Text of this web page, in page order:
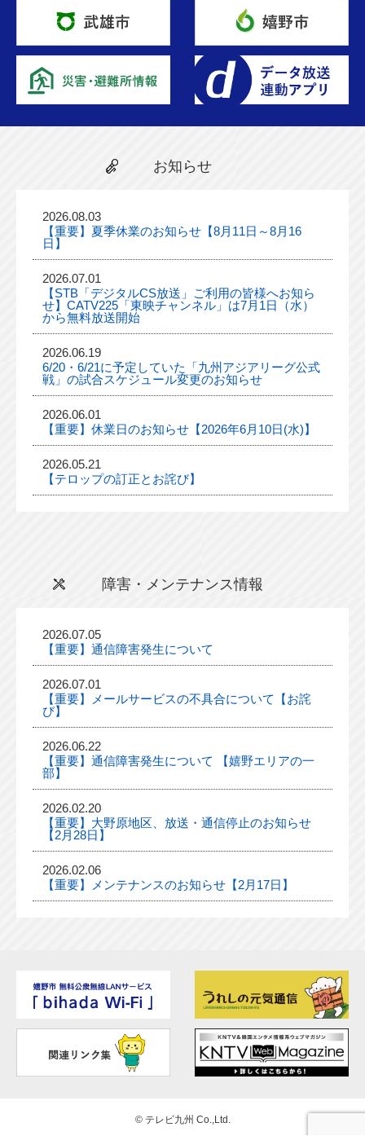
お知らせ
2026.08.03
【重要】夏季休業のお知らせ【8月11日～8月16
日】
2026.07.01
【STB「デジタルCS放送」ご利用の皆様へお知ら
せ】CATV225「東映チャンネル」は7月1日（水）
から無料放送開始
2026.06.19
6/20・6/21に予定していた「九州アジアリーグ公式
戦」の試合スケジュール変更のお知らせ
2026.06.01
【重要】休業日のお知らせ【2026年6月10日(水)】
2026.05.21
【テロップの訂正とお詫び】
障害・メンテナンス情報
2026.07.05
【重要】通信障害発生について
2026.07.01
【重要】メールサービスの不具合について【お詫
び】
2026.06.22
【重要】通信障害発生について 【嬉野エリアの一
部】
2026.02.20
【重要】大野原地区、放送・通信停止のお知らせ
【2月28日】
2026.02.06
【重要】メンテナンスのお知らせ【2月17日】
©テレビ九州 Co.,Ltd.